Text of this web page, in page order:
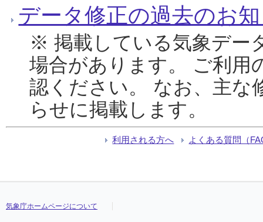
データ修正の過去のお
※ 掲載している気象デー
場合があります。 ご利用
認ください。 なお、主な
らせに掲載します。
利用される方へ よくある質問（
気象庁ホームページについて